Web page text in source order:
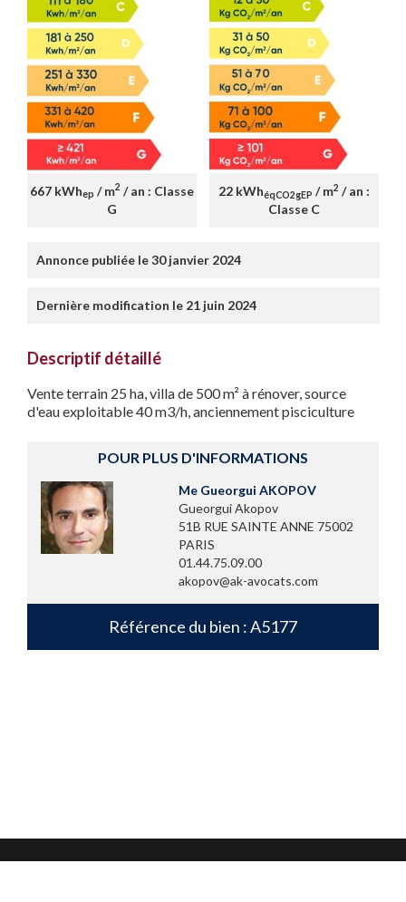
667 kWhep / m2 / an : Classe
G
22 kWhéqCO2gEP / m2 / an :
Classe C
Annonce publiée le 30 janvier 2024
Dernière modification le 21 juin 2024
Descriptif détaillé
Vente terrain 25 ha, villa de 500 m² à rénover, source
d'eau exploitable 40 m3/h, anciennement pisciculture
POUR PLUS D'INFORMATIONS
Me Gueorgui AKOPOV
Gueorgui Akopov
51B RUE SAINTE ANNE 75002
PARIS
01.44.75.09.00
akopov@ak-avocats.com
Référence du bien : A5177
Mentions légales